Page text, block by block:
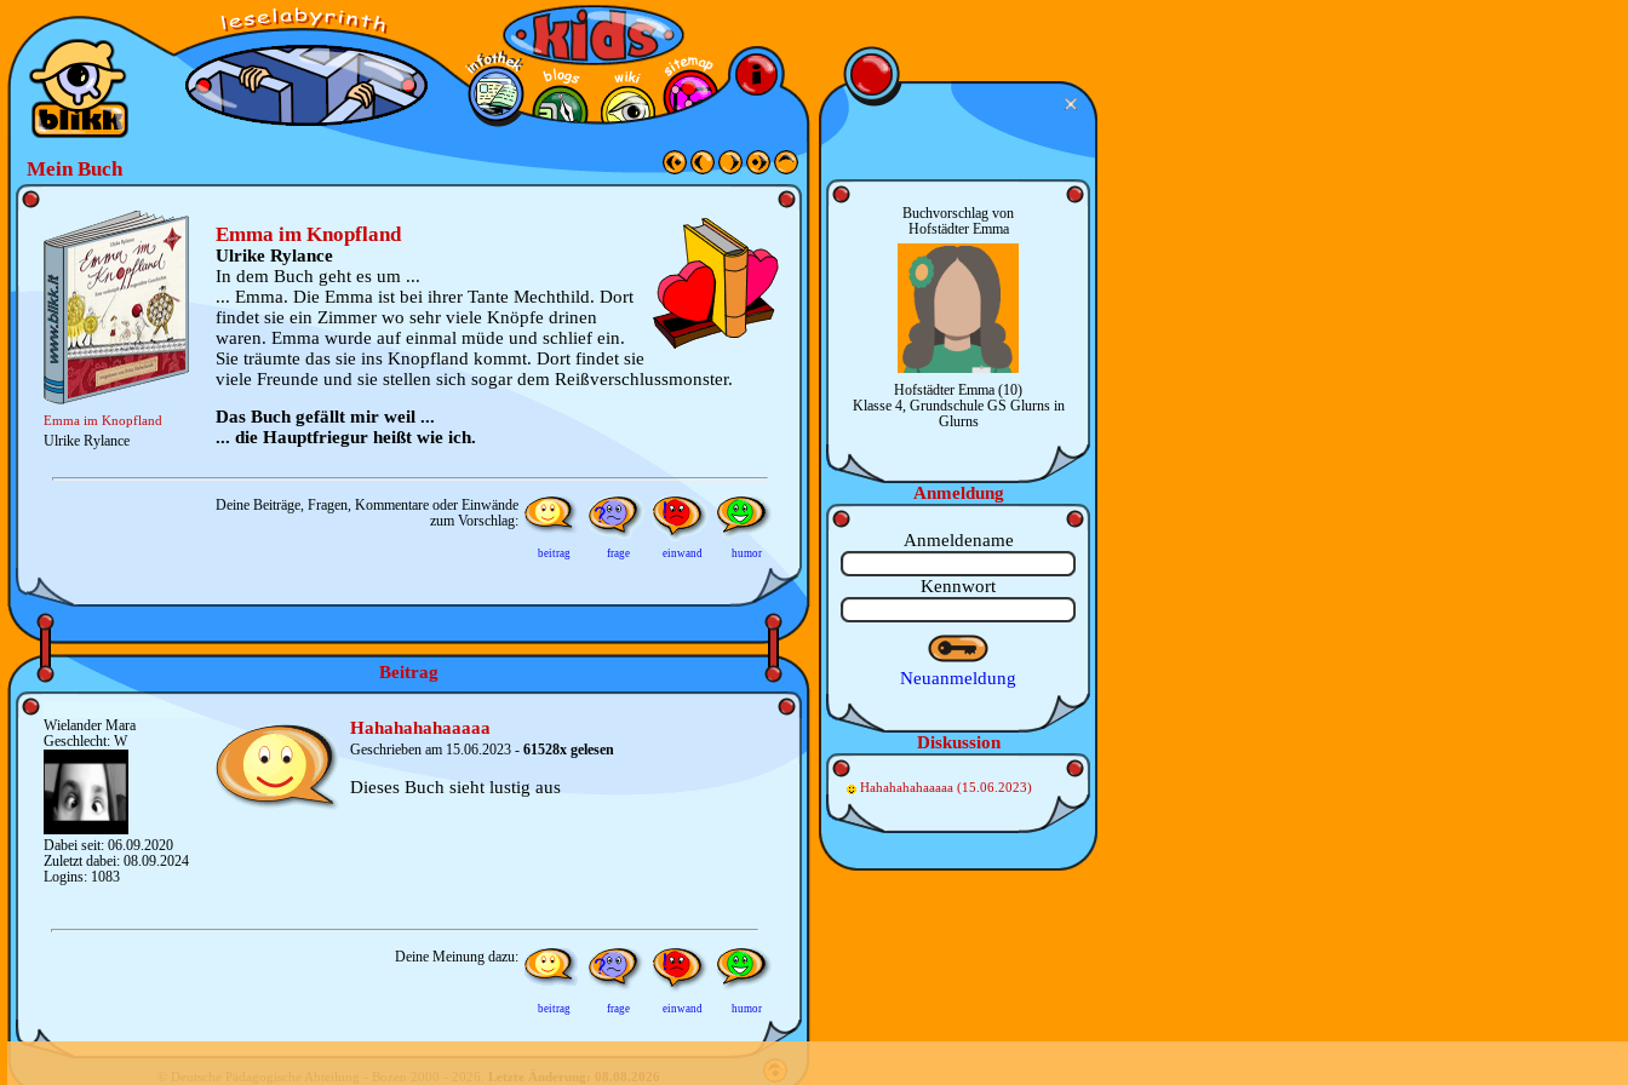
Mein Buch
Emma im Knopfland
Ulrike Rylance
Emma im Knopfland
Ulrike Rylance
In dem Buch geht es um ...
... Emma. Die Emma ist bei ihrer Tante Mechthild. Dort
findet sie ein Zimmer wo sehr viele Knöpfe drinen
waren. Emma wurde auf einmal müde und schlief ein.
Sie träumte das sie ins Knopfland kommt. Dort findet sie
viele Freunde und sie stellen sich sogar dem Reißverschlussmonster.
Das Buch gefällt mir weil ...
... die Hauptfriegur heißt wie ich.
Deine Beiträge, Fragen, Kommentare oder Einwände
zum Vorschlag:
beitrag frage einwand humor
Beitrag
Wielander Mara
Geschlecht: W
Dabei seit: 06.09.2020
Zuletzt dabei: 08.09.2024
Logins: 1083
Hahahahahaaaaa
Geschrieben am 15.06.2023 - 61528x gelesen
Dieses Buch sieht lustig aus
Deine Meinung dazu:
beitrag frage einwand humor
© Deutsche Pädagogische Abteilung - Bozen 2000 - Letzte Änderung: 08.08.2026
Buchvorschlag von
Hofstädter Emma
Hofstädter Emma (10)
Klasse 4, Grundschule GS Glurns in
Glurns
Anmeldung
Anmeldename
Kennwort
Neuanmeldung
Diskussion
Hahahahahaaaaa (15.06.2023)